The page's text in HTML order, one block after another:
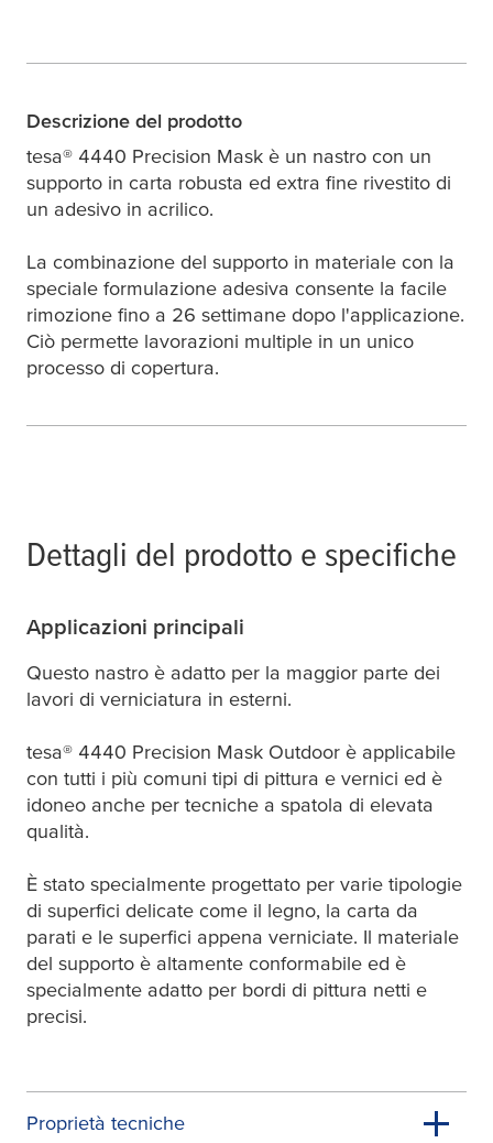
Descrizione del prodotto
tesa® 4440 Precision Mask è un nastro con un
supporto in carta robusta ed extra fine rivestito di
un adesivo in acrilico.
La combinazione del supporto in materiale con la
speciale formulazione adesiva consente la facile
rimozione fino a 26 settimane dopo l'applicazione.
Ciò permette lavorazioni multiple in un unico
processo di copertura.
Dettagli del prodotto e specifiche
Applicazioni principali
Questo nastro è adatto per la maggior parte dei
lavori di verniciatura in esterni.
tesa® 4440 Precision Mask Outdoor è applicabile
con tutti i più comuni tipi di pittura e vernici ed è
idoneo anche per tecniche a spatola di elevata
qualità.
È stato specialmente progettato per varie tipologie
di superfici delicate come il legno, la carta da
parati e le superfici appena verniciate. Il materiale
del supporto è altamente conformabile ed è
specialmente adatto per bordi di pittura netti e
precisi.
Proprietà tecniche